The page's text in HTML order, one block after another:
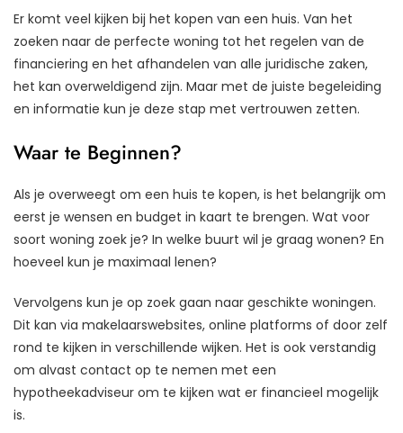
Er komt veel kijken bij het kopen van een huis. Van het
zoeken naar de perfecte woning tot het regelen van de
financiering en het afhandelen van alle juridische zaken,
het kan overweldigend zijn. Maar met de juiste begeleiding
en informatie kun je deze stap met vertrouwen zetten.
Waar te Beginnen?
Als je overweegt om een huis te kopen, is het belangrijk om
eerst je wensen en budget in kaart te brengen. Wat voor
soort woning zoek je? In welke buurt wil je graag wonen? En
hoeveel kun je maximaal lenen?
Vervolgens kun je op zoek gaan naar geschikte woningen.
Dit kan via makelaarswebsites, online platforms of door zelf
rond te kijken in verschillende wijken. Het is ook verstandig
om alvast contact op te nemen met een
hypotheekadviseur om te kijken wat er financieel mogelijk
is.